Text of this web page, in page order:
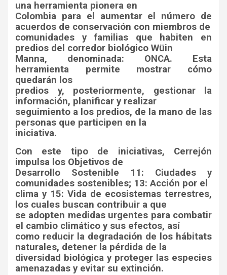
una herramienta pionera en
Colombia para el aumentar el número de
acuerdos de conservación con miembros de
comunidades y familias que habiten en
predios del corredor biológico Wüin
Manna, denominada: ONCA. Esta
herramienta permite mostrar cómo
quedarán los
predios y, posteriormente, gestionar la
información, planificar y realizar
seguimiento a los predios, de la mano de las
personas que participen en la
iniciativa.
Con este tipo de iniciativas, Cerrejón
impulsa los Objetivos de
Desarrollo Sostenible 11: Ciudades y
comunidades sostenibles; 13: Acción por el
clima y 15: Vida de ecosistemas terrestres,
los cuales buscan contribuir a que
se adopten medidas urgentes para combatir
el cambio climático y sus efectos, así
como reducir la degradación de los hábitats
naturales, detener la pérdida de la
diversidad biológica y proteger las especies
amenazadas y evitar su extinción.